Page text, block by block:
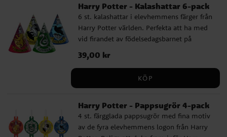
Harry Potter - Kalashattar 6-pack
6 st. kalashattar i elevhemmens färger från
Harry Potter världen. Perfekta att ha med
vid firandet av födelsedagsbarnet på
kalaset med Harry Potter tema. Hattarna
är ca 19 cm höga och sätts på plats med
st. Slytherin, 1 st. Hufflepuff och 1 st.
Pris:39,00 kr
39,00 kr
KÖP
Harry Potter - Pappsugrör 4-pack
4 st. färgglada pappsugrör med fina motiv
av de fyra elevhemmens logon från Harry